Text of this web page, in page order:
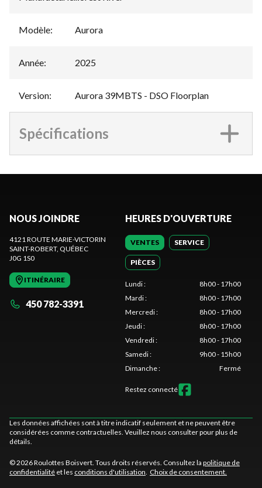
Modèle: Aurora
Année: 2025
Version: Aurora 39MBTS - DSO Floorplan
Spécifications
NOUS JOINDRE
4121 ROUTE MARIE-VICTORIN
SAINT-ROBERT, QUÉBEC
J0G 1S0
ITINÉRAIRE
450 782-3391
HEURES D'OUVERTURE
VENTES SERVICE
PIÈCES
Lundi:
8h00 - 17h00
Mardi:
8h00 - 17h00
Mercredi:
8h00 - 17h00
Jeudi:
8h00 - 17h00
Vendredi:
8h00 - 17h00
Samedi:
9h00 - 15h00
Dimanche: Fermé
Restez connecté
Les données affichées sont à titre indicatif seulement et ne peuvent être
considérées comme contractuelles. Veuillez nous consulter pour plus de
détails.
© 2026 Roulottes Boisvert. Tous droits réservés. Consultez la politique de
confidentialité et les conditions d'utilisation Choix de consentement.